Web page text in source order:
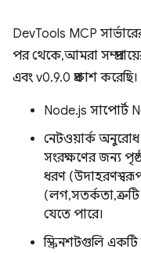
DevTools MCP
পর থেকে, আমরা
এবং v0.9.0 প্রকাশ করেছি।
Node.js সাপোর্ট
নেটওয়ার্ক
সংরক্ষণের জন্য
ধরণ (উদাহরণস্বরূপ,
(লগ, সতর্কতা,
যেতে পারে।
স্ক্রিনশটগুলি একটি